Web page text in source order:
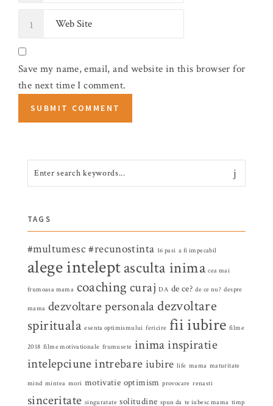
Save my name, email, and website in this browser for
the next time I comment.
TAGS
#multumesc #recunostinta 16 pasi a fi impecabil
alege inteleptasculta inima cea mai
frumoasa mama coaching curaj DA de ce? de ce nu? despre
mama dezvoltare personala dezvoltare
spirituala esenta optimismului fericire fii iubire filme
2018 filme motivationale frumusete inimainspiratie
intelepciuneintrebare iubire life mama maturitate
mind mintea mori motivatie optimism provocare renasti
sinceritate singuratate solitudine spun da te iubesc mama timp